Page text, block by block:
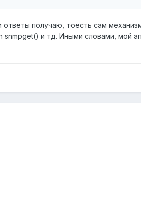
получаю, тоесть сам
и тд. Иными словами, мой